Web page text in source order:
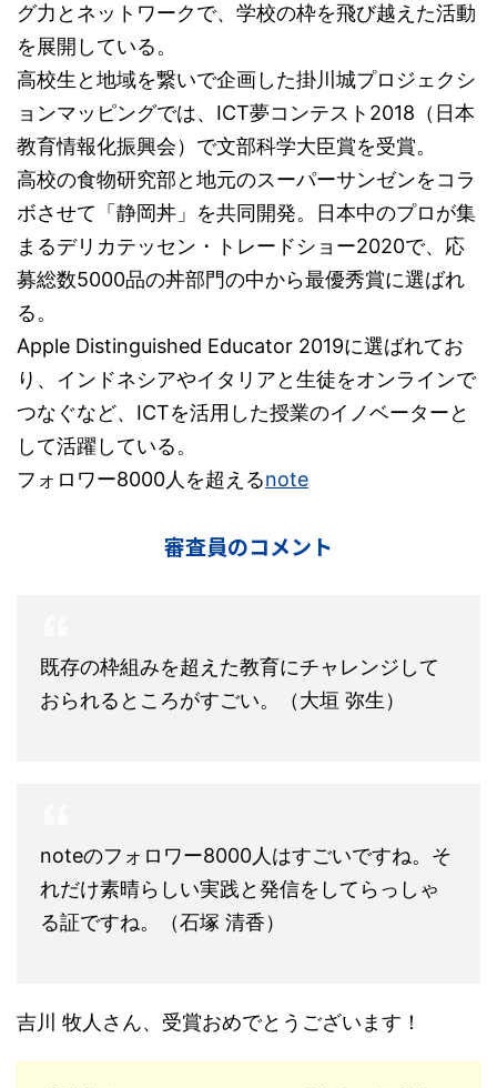
グ力とネットワークで、学校の枠を飛び越えた活動
を展開している。
高校生と地域を繋いで企画した掛川城プロジェクシ
ョンマッピングでは、ICT夢コンテスト2018（日本
教育情報化振興会）で文部科学大臣賞を受賞。
高校の食物研究部と地元のスーパーサンゼンをコラ
ボさせて「静岡丼」を共同開発。日本中のプロが集
まるデリカテッセン・トレードショー2020で、応
募総数5000品の丼部門の中から最優秀賞に選ばれ
る。
Apple Distinguished Educator 2019に選ばれてお
り、インドネシアやイタリアと生徒をオンラインで
つなぐなど、ICTを活用した授業のイノベーターと
して活躍している。
フォロワー8000人を超えるnote
審査員のコメント
既存の枠組みを超えた教育にチャレンジして
おられるところがすごい。（大垣 弥生）
noteのフォロワー8000人はすごいですね。そ
れだけ素晴らしい実践と発信をしてらっしゃ
る証ですね。（石塚 清香）
吉川 牧人さん、受賞おめでとうございます！